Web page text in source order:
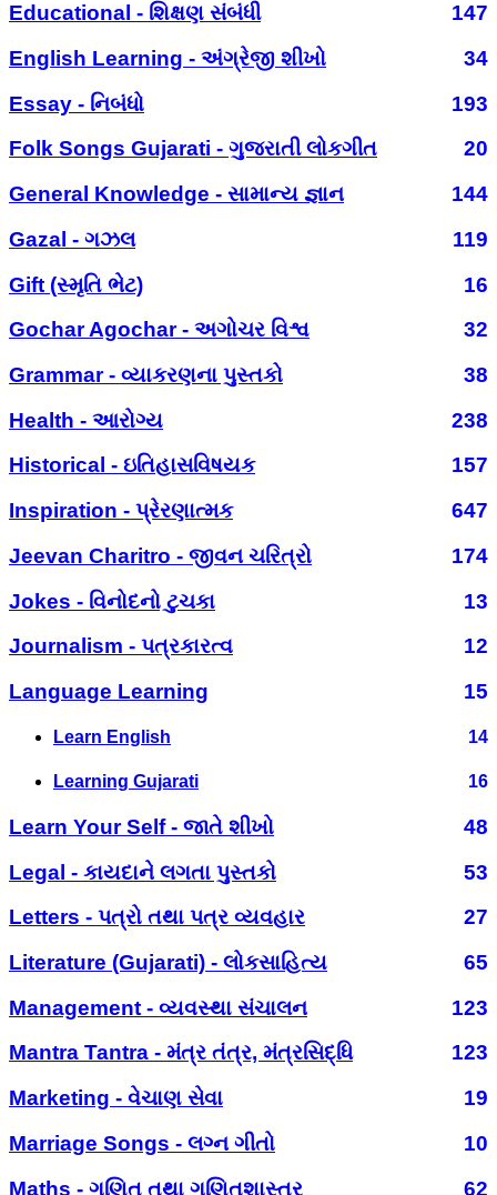
Educational - શિક્ષણ સંબંધી
147
English Learning - અંગ્રેજી શીખો
34
Essay - નિબંધો
193
Folk Songs Gujarati - ગુજરાતી લોકગીત
20
General Knowledge - સામાન્ય જ્ઞાન
144
Gazal - ગઝલ
119
Gift (સ્મૃતિ ભેટ)
16
Gochar Agochar - અગોચર વિશ્વ
32
Grammar - વ્યાકરણના પુસ્તકો
38
Health - આરોગ્ય
238
Historical - ઇતિહાસવિષયક
157
Inspiration - પ્રેરણાત્મક
647
Jeevan Charitro - જીવન ચરિત્રો
174
Jokes - વિનોદનો ટુચકા
13
Journalism - પત્રકારત્વ
12
Language Learning
15
Learn English 14
Learning Gujarati 16
Learn Your Self - જાતે શીખો
48
Legal - કાયદાને લગતા પુસ્તકો
53
Letters - પત્રો તથા પત્ર વ્યવહાર
27
Literature (Gujarati) - લોકસાહિત્ય
65
Management - વ્યવસ્થા સંચાલન
123
Mantra Tantra - મંત્ર તંત્ર, મંત્રસિદ્ધિ
123
Marketing - વેચાણ સેવા
19
Marriage Songs - લગ્ન ગીતો
10
Maths - ગણિત તથા ગણિતશાસ્ત્ર
62